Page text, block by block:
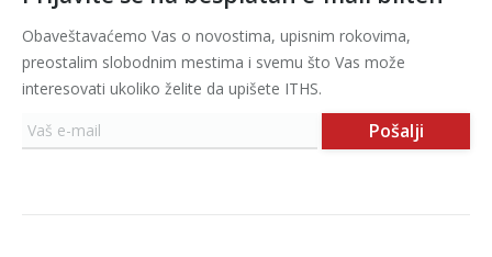
Obaveštavaćemo Vas o novostima, upisnim rokovima,
preostalim slobodnim mestima i svemu što Vas može
interesovati ukoliko želite da upišete ITHS.